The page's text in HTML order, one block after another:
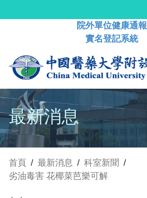
院外單位健康通報
實名登記系統
最新消息
首頁 / 最新消息 / 科室新聞 /
劣油毒害 花椰菜芭樂可解